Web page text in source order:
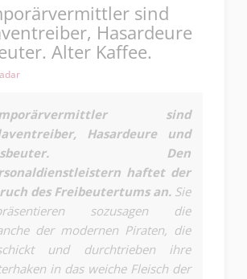
sind
Hasardeure
Alter Kaffee.
sind
Hasardeure und
Den
haftet der
des Freibeutertums an. Sie
sozusagen die
der modernen Piraten, die
und durchtrieben ihre
in das weiche Fleisch der